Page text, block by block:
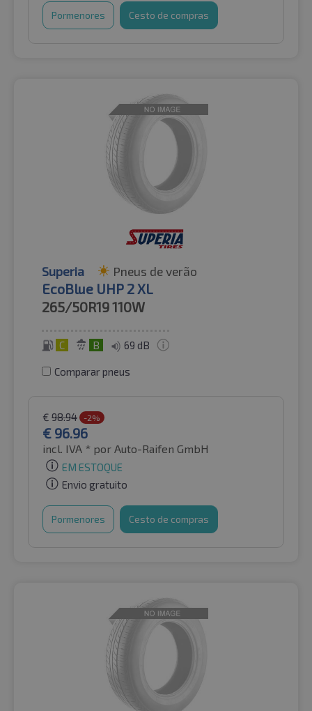
Pormenores Cesto de compras
Superia Pneus de verão
EcoBlue UHP 2 XL
265/50R19110W
C B 69 dB
Comparar pneus
€ 98.94 -2%
€ 96.96
incl. IVA * por Auto-Raifen GmbH
EM ESTOQUE
Envio gratuito
Pormenores Cesto de compras